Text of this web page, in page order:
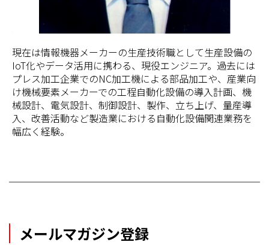
現在は情報機器メーカーの生産技術職として生産設備の
IoT化やデータ活用に携わる、現役エンジニア。過去には
プレス加工企業でのNC加工機による部品加工や、産業向
け機械要素メーカーでの工程自動化設備の導入計画、機
械設計、電気設計、制御設計、製作、立ち上げ、量産導
入、改善活動など製造業における自動化設備関連業務を
幅広く経験。
メールマガジン登録